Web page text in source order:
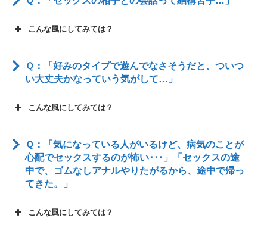
こんな風にしてみては？
Ｑ：「好みのタイプで遊んでなさそうだと、ついつ
い大丈夫かなっていう気がして…」
こんな風にしてみては？
Ｑ：「気になっている人がいるけど、病気のことが
心配でセックスするのが怖い･･･」「セックスの途
中で、ゴムなしアナルやりたがるから、途中で帰っ
てきた。」
こんな風にしてみては？